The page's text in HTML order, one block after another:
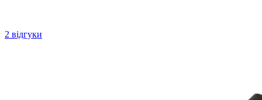
2 відгуки